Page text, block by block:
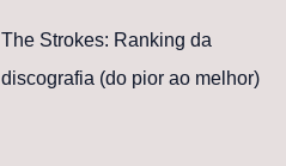
The Strokes: Ranking da
discografia (do pior ao melhor)